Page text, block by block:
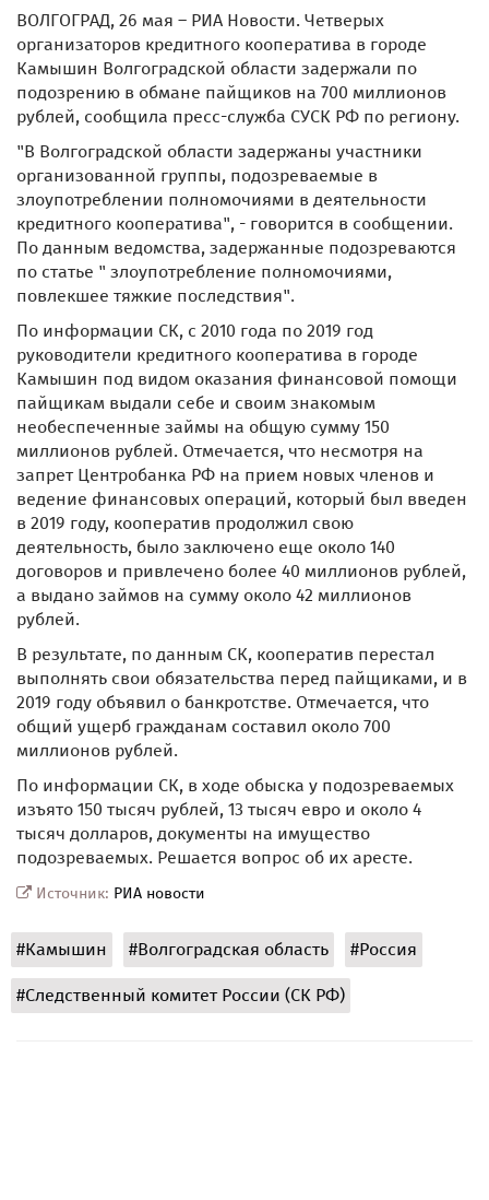
ВОЛГОГРАД, 26 мая – РИА Новости. Четверых
организаторов кредитного кооператива в городе
Камышин Волгоградской области задержали по
подозрению в обмане пайщиков на 700 миллионов
рублей, сообщила пресс-служба СУСК РФ по региону.
"В Волгоградской области задержаны участники
организованной группы, подозреваемые в
злоупотреблении полномочиями в деятельности
кредитного кооператива", - говорится в сообщении.
По данным ведомства, задержанные подозреваются
по статье " злоупотребление полномочиями,
повлекшее тяжкие последствия".
По информации СК, с 2010 года по 2019 год
руководители кредитного кооператива в городе
Камышин под видом оказания финансовой помощи
пайщикам выдали себе и своим знакомым
необеспеченные займы на общую сумму 150
миллионов рублей. Отмечается, что несмотря на
запрет Центробанка РФ на прием новых членов и
ведение финансовых операций, который был введен
в 2019 году, кооператив продолжил свою
деятельность, было заключено еще около 140
договоров и привлечено более 40 миллионов рублей,
а выдано займов на сумму около 42 миллионов
рублей.
В результате, по данным СК, кооператив перестал
выполнять свои обязательства перед пайщиками, и в
2019 году объявил о банкротстве. Отмечается, что
общий ущерб гражданам составил около 700
миллионов рублей.
По информации СК, в ходе обыска у подозреваемых
изъято 150 тысяч рублей, 13 тысяч евро и около 4
тысяч долларов, документы на имущество
подозреваемых. Решается вопрос об их аресте.
Источник: РИА новости
#Камышин #Волгоградская область #Россия
#Следственный комитет России (СК РФ)